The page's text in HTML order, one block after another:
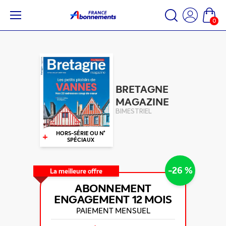
0
+
HORS-SÉRIE OU N°
SPÉCIAUX
BRETAGNE
MAGAZINE
BIMESTRIEL
La meilleure offre -26 %
ABONNEMENT
ENGAGEMENT12 MOIS
PAIEMENT MENSUEL